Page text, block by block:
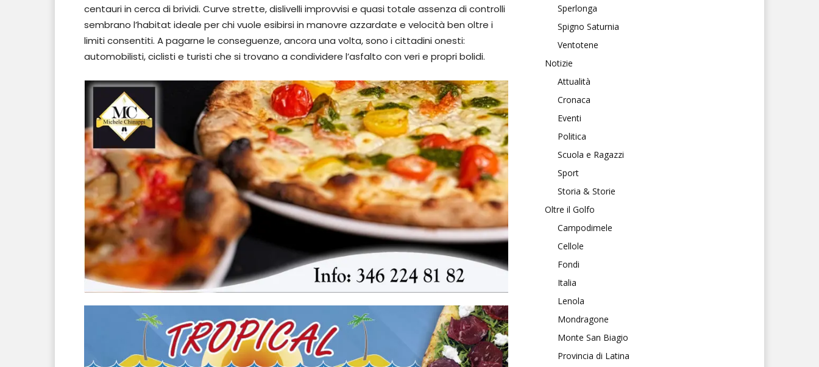
centauri in cerca di brividi. Curve strette, dislivelli improvvisi e quasi totale assenza di controlli
sembrano l’habitat ideale per chi vuole esibirsi in manovre azzardate e velocità ben oltre i
limiti consentiti. A pagarne le conseguenze, ancora una volta, sono i cittadini onesti:
automobilisti, ciclisti e turisti che si trovano a condividere l’asfalto con veri e propri bolidi.
Sperlonga
Spigno Saturnia
Ventotene
Notizie
Attualità
Cronaca
Eventi
Politica
Scuola e Ragazzi
Sport
Storia & Storie
Oltre il Golfo
Campodimele
Cellole
Fondi
Italia
Lenola
Mondragone
Monte San Biagio
Provincia di Latina